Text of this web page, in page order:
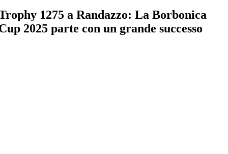
1275 a Randazzo: La Borbonica
2025 parte con un grande successo